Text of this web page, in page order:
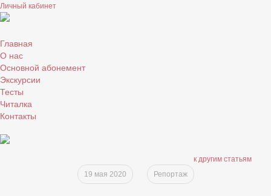
Личный кабинет
Главная
О нас
Основной абонемент
Экскурсии
Тесты
Читалка
Контакты
к другим статьям
19 мая 2020
Репортаж